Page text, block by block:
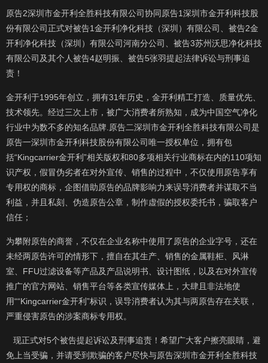
原告2深圳市金开利全胜科技有限公司协同原告1深圳市金开利科技股
份有限公司正式对被告1金开利净化科技（深圳）有限公司、被告2金
开利净化科技（深圳）有限公司河南分公司、被告3苏州沃思净化科技
有限公司及其个人被告4赵明振、被告5张羽提起法律诉讼与刑事追
责！
金开利于1995年创立，拥有31年历史，金开利精工打造、质量优先、
技术领先。经过三次上市，被广大消费者所熟知，成为中国空气净化
行业中为数不多的知名品牌.原告二深圳市金开利全胜科技有限公司是
原告一深圳市金开利科技股份有限公司唯一授权单位，拥有包
括“Kingcarrier金开利”相关版权和80多项相关行业商标在内的110项知
识产权，假冒伪劣者在对外宣传、销售的过程中，不仅使用原告享有
专用权的商标，企图借助原告的品牌影响力来误导消费者并谋取不当
利益，并且私刻、伪造原告公章，制作虚假的授权委托书，骗取客户
信任；
为攀附原告的商誉，不仅在企业名称中使用了原告的企业字号，还在
未经两原告许可的情形下，擅自在其生产、销售的金属鞋柜、风淋
室、 FFU过滤设备等产品及产品说明书、设计图纸，以及在对外宣传
推广的官方网站、销售平台等各类宣传媒体上，大肆且非法地使
用““Kingcarrier金开利”标识，误导消费者认为其与两原告存在关联，
严重侵害原告的涉案商标专用权。
现正式对5个被告提起诉讼及刑事追责！希望广大客户擦亮眼睛，避
免上当受骗，并请受到欺骗的客户尽快与原告深圳市金开利全胜科技